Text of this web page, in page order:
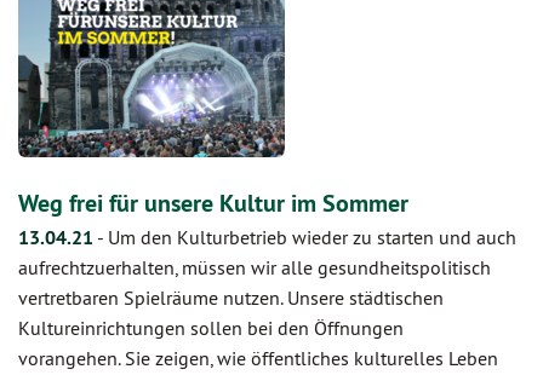
Weg frei für unsere Kultur im Sommer
13.04.21 - Um den Kulturbetrieb wieder zu starten und auch
aufrechtzuerhalten, müssen wir alle gesundheitspolitisch
vertretbaren Spielräume nutzen. Unsere städtischen
Kultureinrichtungen sollen bei den Öffnungen
vorangehen. Sie zeigen, wie öffentliches kulturelles Leben